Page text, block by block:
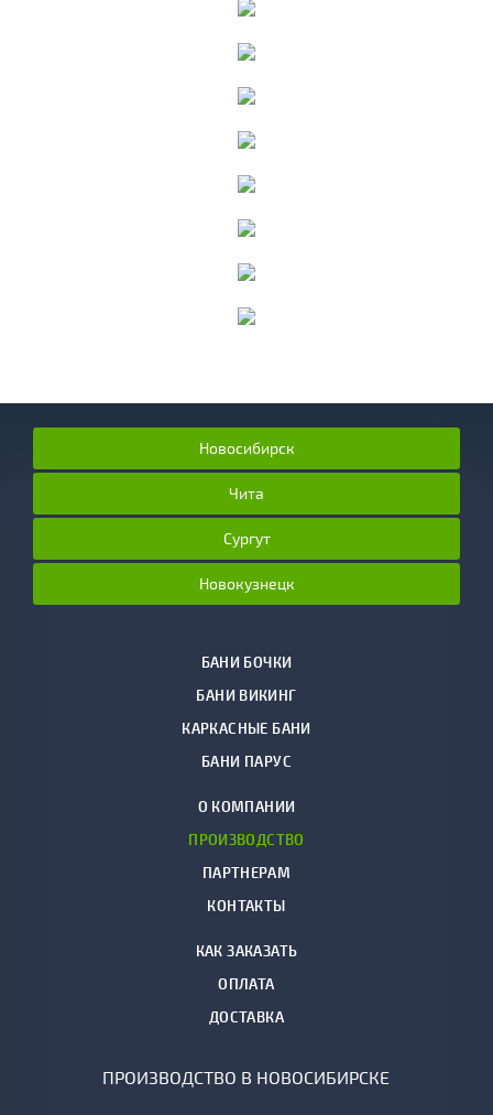
Новосибирск
Чита
Сургут
Новокузнецк
БАНИ БОЧКИ
БАНИ ВИКИНГ
КАРКАСНЫЕ БАНИ
БАНИ ПАРУС
О КОМПАНИИ
ПРОИЗВОДСТВО
ПАРТНЕРАМ
КОНТАКТЫ
КАК ЗАКАЗАТЬ
ОПЛАТА
ДОСТАВКА
ПРОИЗВОДСТВО В НОВОСИБИРСКЕ